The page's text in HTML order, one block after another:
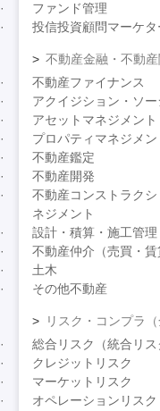
ファンド管理
投信投資顧問マーケタ
不動産金融・不動
不動産ファイナンス
アクイジション・ソ
アセットマネジメント
プロパティマネジメン
不動産鑑定
不動産開発
不動産コンストラク
ネジメント
設計・積算・施工管理
不動産仲介（売買・賃
土木
その他不動産
リスク・コンプラ（
総合リスク（統合リス
クレジットリスク
マーケットリスク
オペレーションリスク